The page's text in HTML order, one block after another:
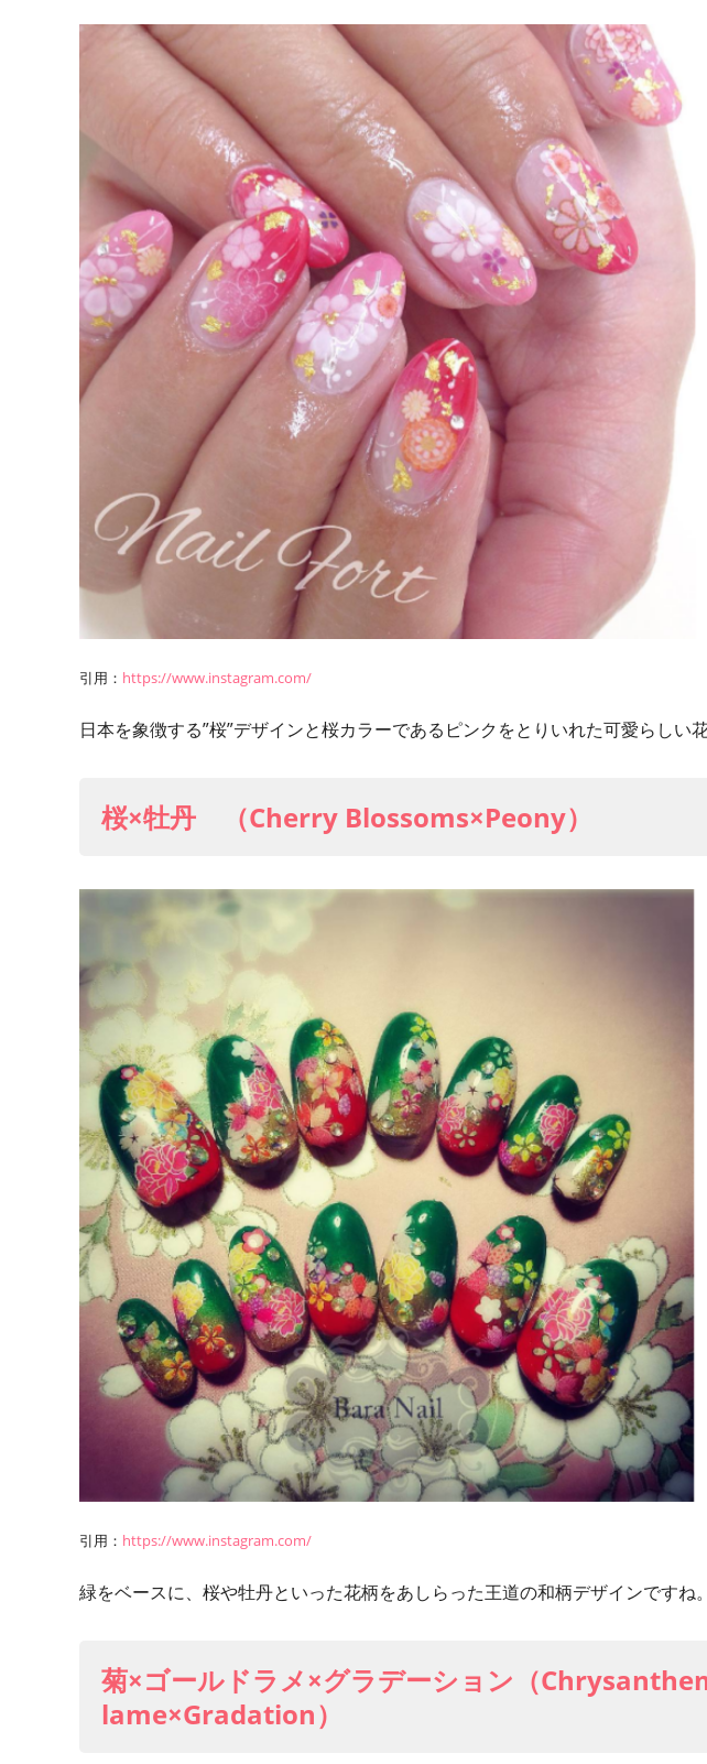
引用： https://www.instagram.com/
日本を象徴する”桜”デザインと桜カラーであるピンクをとりいれた可愛らしい花
桜×牡丹 （Cherry Blossoms×Peony）
引用： https://www.instagram.com/
緑をベースに、桜や牡丹といった花柄をあしらった王道の和柄デザインですね。
菊×ゴールドラメ×グラデーション（
lame×Gradation）